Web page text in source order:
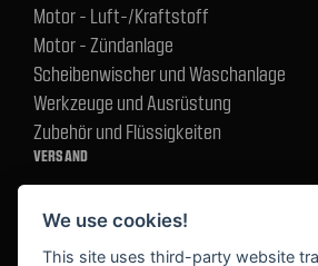
Motor - Luft-/Kraftstoff
Motor - Zündanlage
Scheibenwischer und Waschanlage
Werkzeuge und Ausrüstung
Zubehör und Flüssigkeiten
VERSAND
We use cookies!
This site uses third-party website